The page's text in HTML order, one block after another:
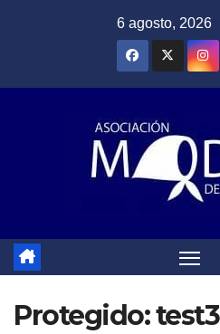
6 agosto, 2026
Protegido: test3